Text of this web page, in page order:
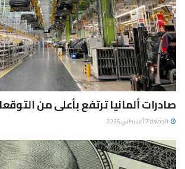
صادرات ألمانيا ترتفع بأعلى من
الجمعة 7 أغسطس 2026